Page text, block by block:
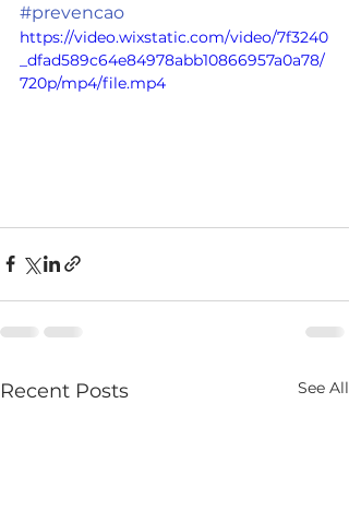
#prevencao
https://video.wixstatic.com/video/7f3240
_dfad589c64e84978abb10866957a0a78/
720p/mp4/file.mp4
Recent Posts See All